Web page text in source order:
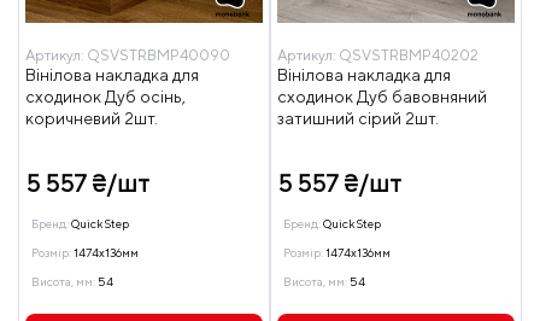
Артикул: QSVSTRBMP40090
Вінілова накладка для
сходинок Дуб осінь,
коричневий 2шт.
5 557 ₴/шт
Бренд:Quick Step
Розмір:1474x136мм
Висота, мм: 54
Артикул: QSVSTRBMP40202
Вінілова накладка для
сходинок Дуб бавовняний
затишний сірий 2шт.
5 557 ₴/шт
Бренд:Quick Step
Розмір:1474x136мм
Висота, мм: 54